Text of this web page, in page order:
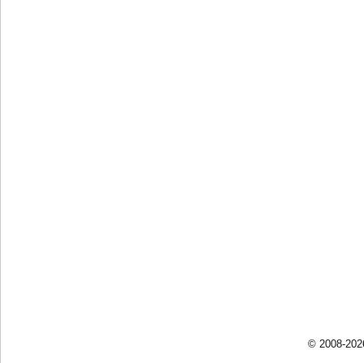
© 2008-